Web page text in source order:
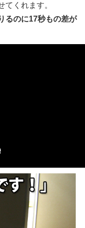
てくれます。
るのに17秒もの差が